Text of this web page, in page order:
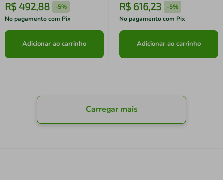
R$ 492,88 -5%
No pagamento com Pix
Adicionar ao carrinho
R$ 616,23 -5%
No pagamento com Pix
Adicionar ao carrinho
Carregar mais